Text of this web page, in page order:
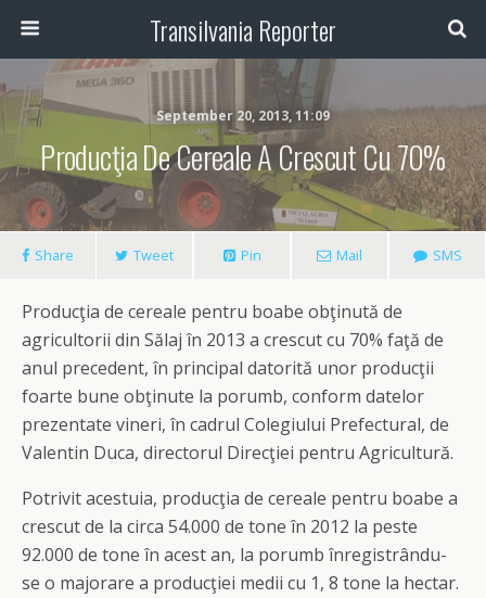
Transilvania Reporter
September 20, 2013, 11:09
Producţia De Cereale A Crescut Cu 70%
Share Tweet Pin Mail SMS
Producţia de cereale pentru boabe obţinută de
agricultorii din Sălaj în 2013 a crescut cu 70% faţă de
anul precedent, în principal datorită unor producţii
foarte bune obţinute la porumb, conform datelor
prezentate vineri, în cadrul Colegiului Prefectural, de
Valentin Duca, directorul Direcţiei pentru Agricultură.
Potrivit acestuia, producţia de cereale pentru boabe a
crescut de la circa 54.000 de tone în 2012 la peste
92.000 de tone în acest an, la porumb înregistrându-
se o majorare a producţiei medii cu 1, 8 tone la hectar.